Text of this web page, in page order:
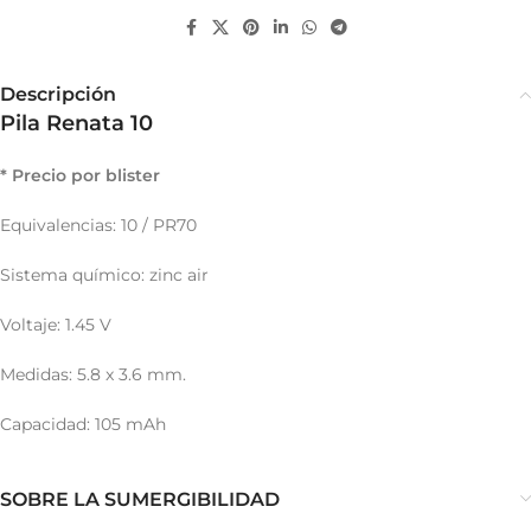
Descripción
Pila Renata 10
* Precio por blister
Equivalencias: 10 / PR70
Sistema químico: zinc air
Voltaje: 1.45 V
Medidas: 5.8 x 3.6 mm.
Capacidad: 105 mAh
SOBRE LA SUMERGIBILIDAD